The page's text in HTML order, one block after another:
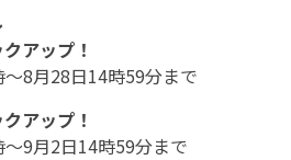
アップ！
8月28日14時59分まで
アップ！
9月2日14時59分まで